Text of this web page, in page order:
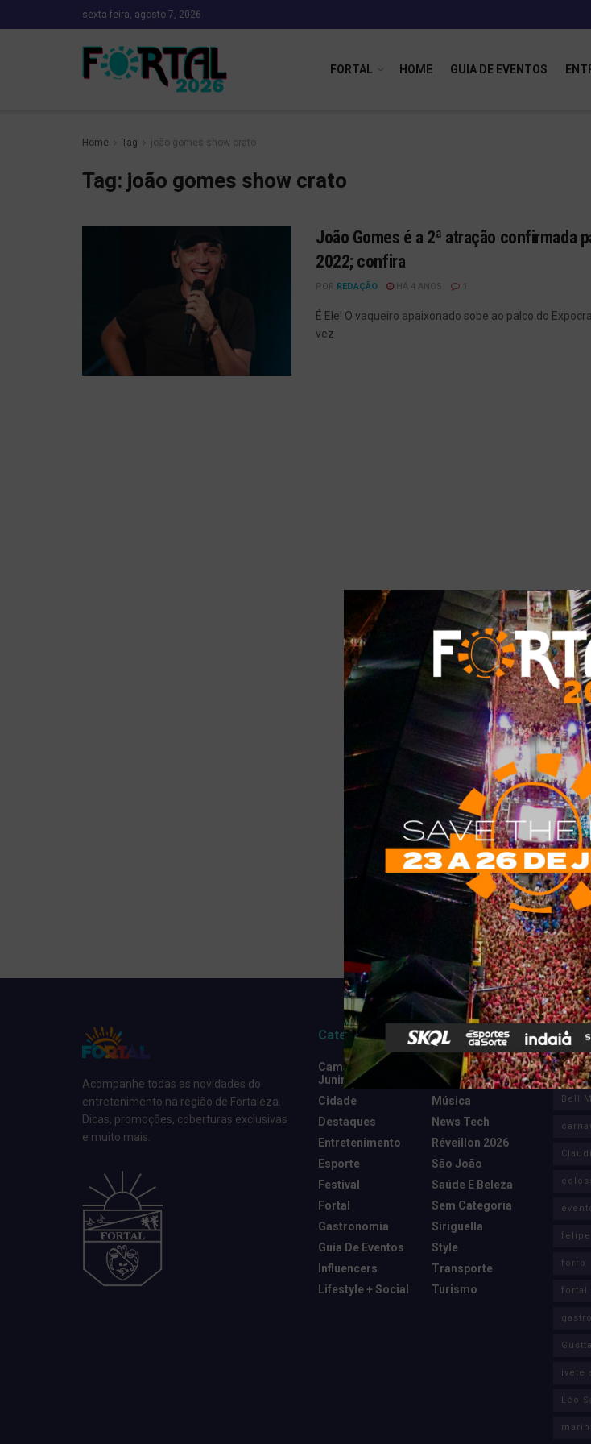
sexta-feira, agosto 7, 2026
FORTAL HOME GUIA DE EVENTOS
Home Tag joão gomes show crato
Tag: joão gomes show crato
João Gomes é a 2ª atração confirmada
2022; confira
POR REDAÇÃO HÁ 4 ANOS 1
É Ele! O vaqueiro apaixonado sobe ao palco do
vez
Acompanhe todas as novidades do
entretenimento na região de Fortaleza.
Dicas, promoções, coberturas exclusivas
e muito mais.
Categorias
Camarote Vip
Junino
Cidade
Destaques
Entretenimento
Esporte
Festival
Fortal
Gastronomia
Guia De Eventos
Influencers
Lifestyle + Social
Marketing E
Negócios
Música
News Tech
Réveillon 2026
São João
Saúde E Beleza
Sem Categoria
Siriguella
Style
Transporte
Turismo
Tags
Anitta
Bell
forro
fortal
ivete
Léo